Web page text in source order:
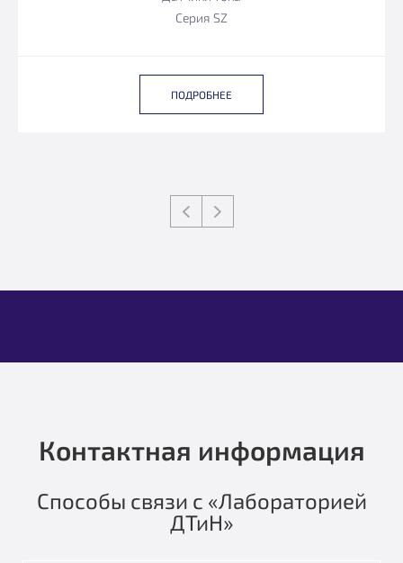
Серия SZ
ПОДРОБНЕЕ
Контактная информация
Способы связи с «Лабораторией
ДТиН»